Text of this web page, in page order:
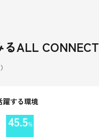
ALL CONNECT
躍する環境